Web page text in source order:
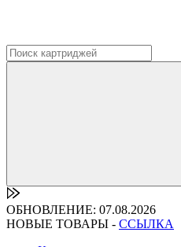
ОБНОВЛЕНИЕ: 07.08.2026
НОВЫЕ ТОВАРЫ - ССЫЛКА